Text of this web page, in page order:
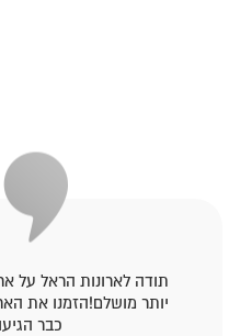
תודה לארונות הראל על
יותר מושלם!הזמנו את
כבר